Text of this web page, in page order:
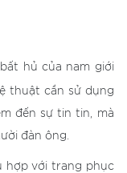
hủ của nam giới
thuật cần sử dụng
đến sự tin tin, mà
đàn ông.
hợp với trang phục